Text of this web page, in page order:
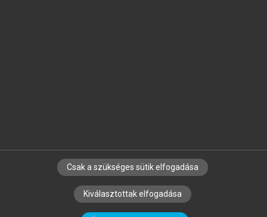
SZERZŐKNEK CÉGEKNEK KÖNYVTÁROSOKNAK
SZERKESZTÉSI ÉS LEKTORÁLÁSI ALAPELVEK
Csak a szükséges sütik elfogadása
Kiválasztottak elfogadása